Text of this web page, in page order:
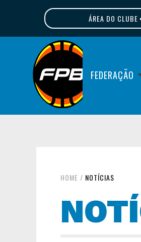
ÁREA DO CLUBE
FEDERAÇÃO
HOME / NOTÍCIAS